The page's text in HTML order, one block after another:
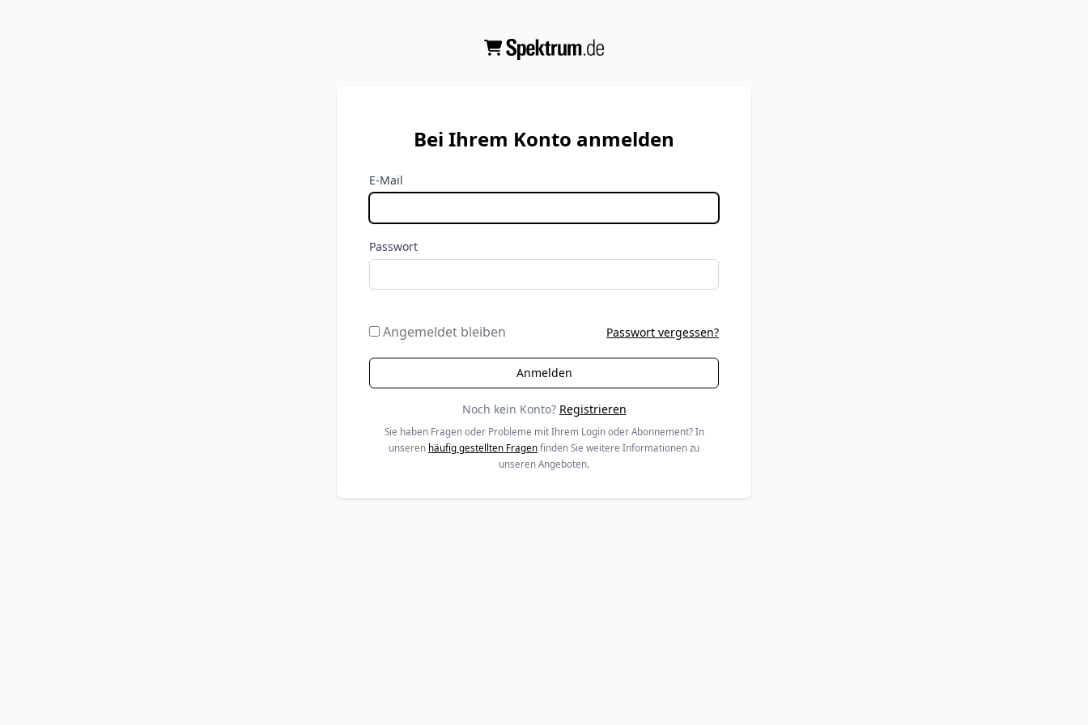
Bei Ihrem Konto anmelden
E-Mail
Passwort
Angemeldet bleiben Passwort vergessen?
Noch kein Konto? Registrieren
Sie haben Fragen oder Probleme mit Ihrem Login oder Abonnement? In
unseren häufig gestellten Fragen finden Sie weitere Informationen zu
unseren Angeboten.